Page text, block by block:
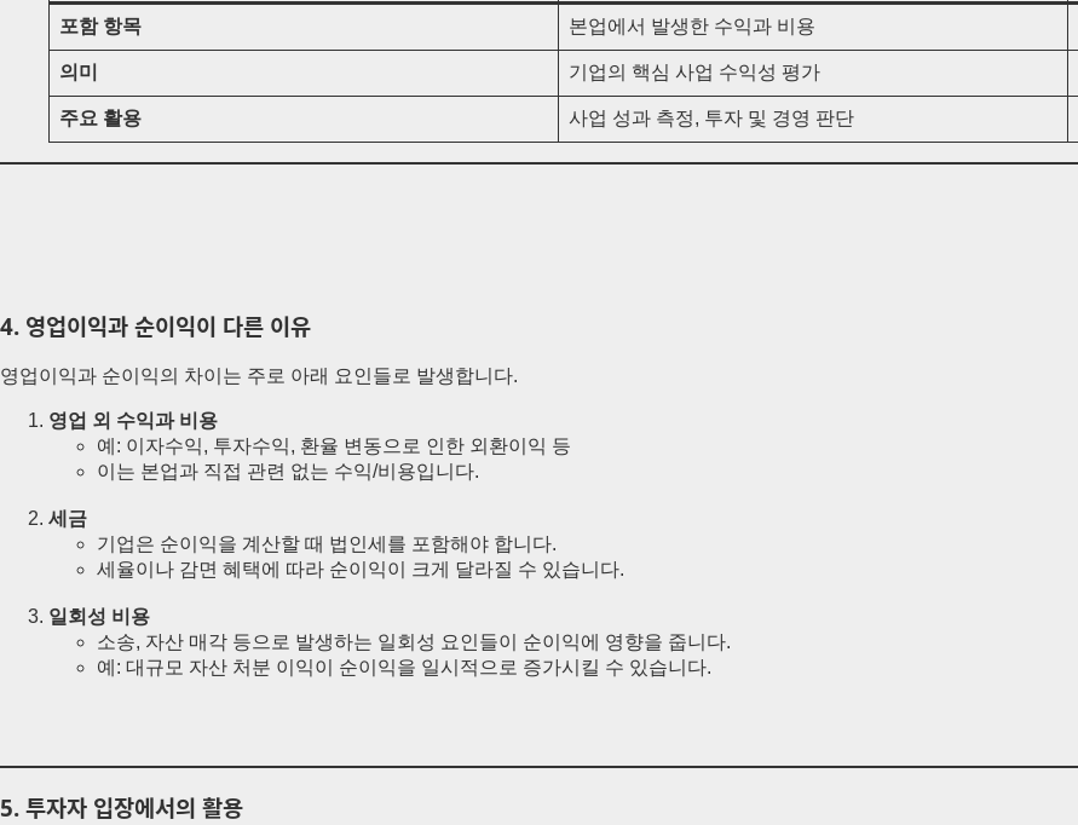
포함 항목 본업에서 발생한 수익과 비용
의미 기업의 핵심 사업 수익성 평가
주요 활용 사업 성과 측정, 투자 및 경영 판단
4. 영업이익과 순이익이 다른 이유
영업이익과 순이익의 차이는 주로 아래 요인들로 발생합니다.
영업 외 수익과 비용
예: 이자수익, 투자수익, 환율 변동으로 인한 외환이익 등
이는 본업과 직접 관련 없는 수익/비용입니다.
세금
기업은 순이익을 계산할 때 법인세를 포함해야 합니다.
세율이나 감면 혜택에 따라 순이익이 크게 달라질 수 있습니다.
일회성 비용
소송, 자산 매각 등으로 발생하는 일회성 요인들이 순이익에 영향을 줍니다.
예: 대규모 자산 처분 이익이 순이익을 일시적으로 증가시킬 수 있습니다.
5. 투자자 입장에서의 활용